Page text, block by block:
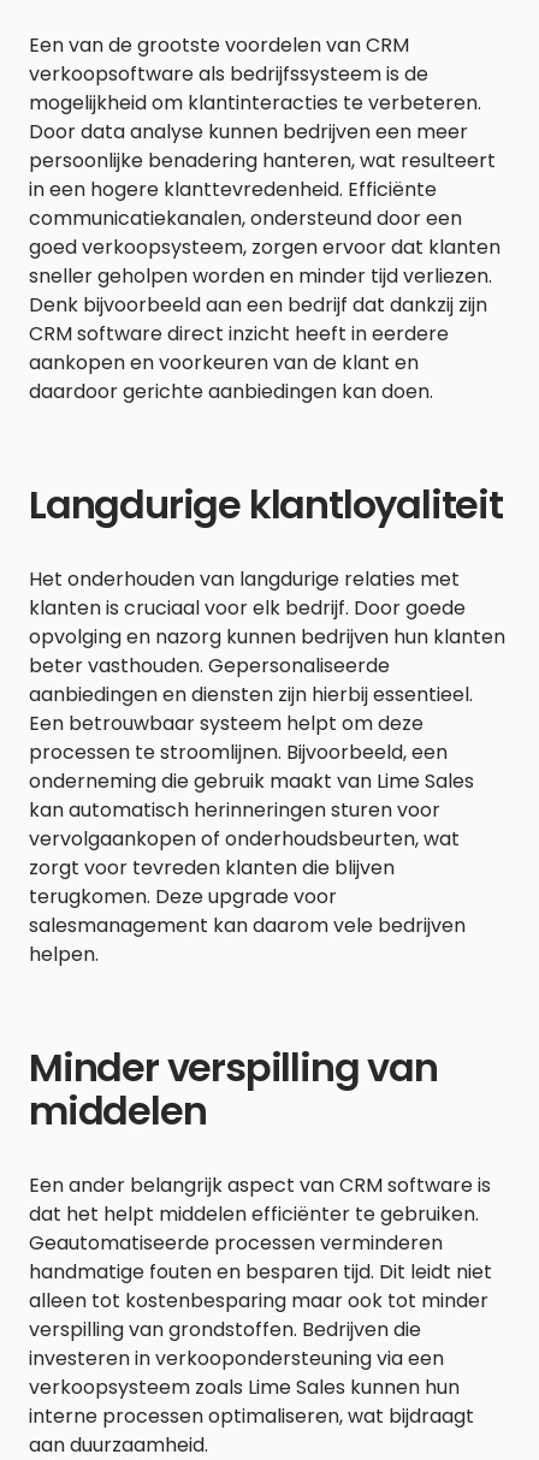
Een van de grootste voordelen van CRM
verkoopsoftware als bedrijfssysteem is de
mogelijkheid om klantinteracties te verbeteren.
Door data analyse kunnen bedrijven een meer
persoonlijke benadering hanteren, wat resulteert
in een hogere klanttevredenheid. Efficiënte
communicatiekanalen, ondersteund door een
goed verkoopsysteem, zorgen ervoor dat klanten
sneller geholpen worden en minder tijd verliezen.
Denk bijvoorbeeld aan een bedrijf dat dankzij zijn
CRM software direct inzicht heeft in eerdere
aankopen en voorkeuren van de klant en
daardoor gerichte aanbiedingen kan doen.
Langdurige klantloyaliteit
Het onderhouden van langdurige relaties met
klanten is cruciaal voor elk bedrijf. Door goede
opvolging en nazorg kunnen bedrijven hun klanten
beter vasthouden. Gepersonaliseerde
aanbiedingen en diensten zijn hierbij essentieel.
Een betrouwbaar systeem helpt om deze
processen te stroomlijnen. Bijvoorbeeld, een
onderneming die gebruik maakt van Lime Sales
kan automatisch herinneringen sturen voor
vervolgaankopen of onderhoudsbeurten, wat
zorgt voor tevreden klanten die blijven
terugkomen. Deze upgrade voor
salesmanagement kan daarom vele bedrijven
helpen.
Minder verspilling van
middelen
Een ander belangrijk aspect van CRM software is
dat het helpt middelen efficiënter te gebruiken.
Geautomatiseerde processen verminderen
handmatige fouten en besparen tijd. Dit leidt niet
alleen tot kostenbesparing maar ook tot minder
verspilling van grondstoffen. Bedrijven die
investeren in verkoopondersteuning via een
verkoopsysteem zoals Lime Sales kunnen hun
interne processen optimaliseren, wat bijdraagt
aan duurzaamheid.